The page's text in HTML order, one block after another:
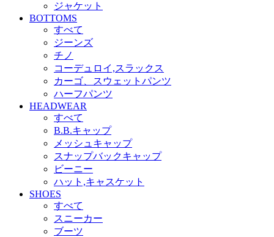
ジャケット
BOTTOMS
すべて
ジーンズ
チノ
コーデュロイ,スラックス
カーゴ、スウェットパンツ
ハーフパンツ
HEADWEAR
すべて
B.B.キャップ
メッシュキャップ
スナップバックキャップ
ビーニー
ハット,キャスケット
SHOES
すべて
スニーカー
ブーツ